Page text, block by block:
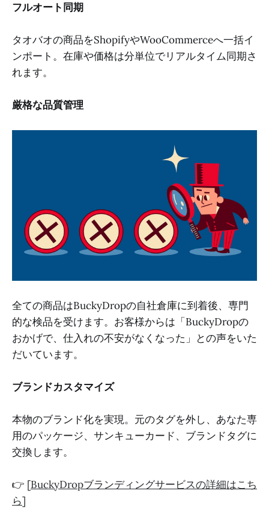
フルオート同期
タオバオの商品をShopifyやWooCommerceへ一括イ
ンポート。在庫や価格は分単位でリアルタイム同期さ
れます。
厳格な品質管理
全ての商品はBuckyDropの自社倉庫に到着後、専門
的な検品を受けます。お客様からは「BuckyDropの
おかげで、仕入れの不安がなくなった」との声をいた
だいています。
ブランドカスタマイズ
本物のブランド化を実現。元のタグを外し、あなた専
用のパッケージ、サンキューカード、ブランドタグに
交換します。
👉 [BuckyDropブランディングサービスの詳細はこち
ら]